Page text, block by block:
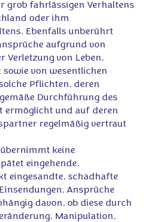
grob fahrlässigen Verhaltens
oder ihm
Ebenfalls unberührt
aufgrund von
Verletzung von Leben,
von wesentlichen
Pflichten, deren
Durchführung des
ermöglicht und auf deren
regelmäßig vertraut
keine
eingehende,
eingesandte, schadhafte
Ansprüche
davon, ob diese durch
Manipulation,